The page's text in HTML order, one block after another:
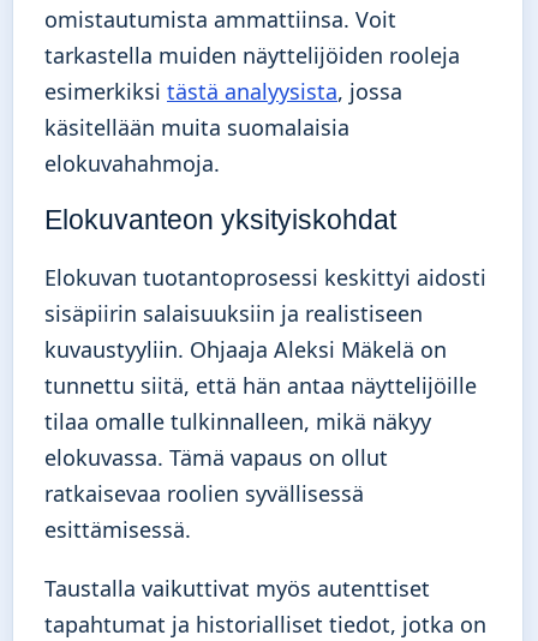
omistautumista ammattiinsa. Voit
tarkastella muiden näyttelijöiden rooleja
esimerkiksi tästä analyysista, jossa
käsitellään muita suomalaisia
elokuvahahmoja.
Elokuvanteon yksityiskohdat
Elokuvan tuotantoprosessi keskittyi aidosti
sisäpiirin salaisuuksiin ja realistiseen
kuvaustyyliin. Ohjaaja Aleksi Mäkelä on
tunnettu siitä, että hän antaa näyttelijöille
tilaa omalle tulkinnalleen, mikä näkyy
elokuvassa. Tämä vapaus on ollut
ratkaisevaa roolien syvällisessä
esittämisessä.
Taustalla vaikuttivat myös autenttiset
tapahtumat ja historialliset tiedot, jotka on